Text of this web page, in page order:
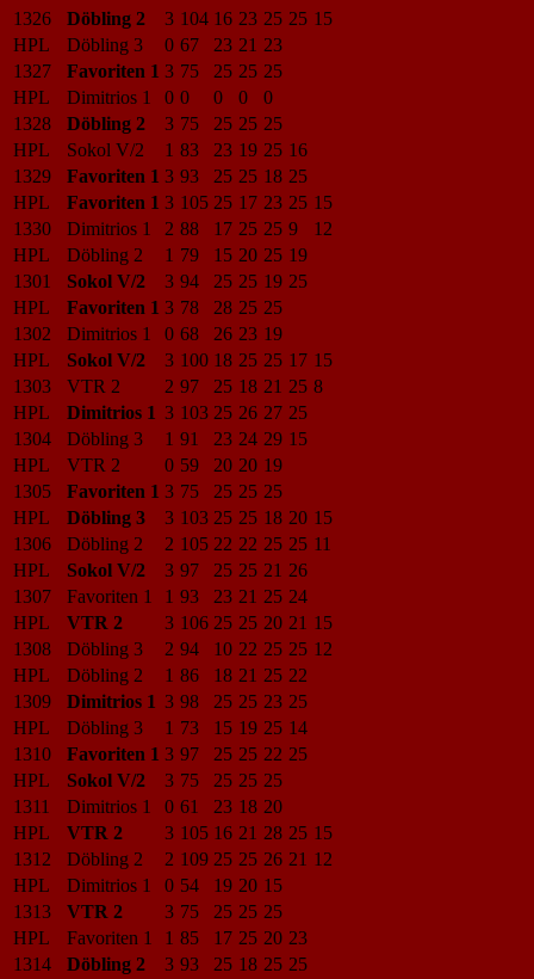
1326
Döbling 2 3 104 16 23 25 25 15
HPL
Döbling 3 0 67 23 21 23
1327
Favoriten 1 3 75 25 25 25
HPL
Dimitrios 1 0 0 0 0
0
1328
Döbling 2 3 75 25 25 25
HPL
Sokol V/2 1 83 23 19 25 16
1329
Favoriten 1 3 93 25 25 18 25
HPL
Favoriten 1 3 105 25 17 23 25 15
1330
Dimitrios 1 2 88 17 25 25 9
12
HPL
Döbling 2 1 79 15 20 25 19
1301
Sokol V/2 3 94 25 25 19 25
HPL
Favoriten 1 3 78 28 25 25
1302
Dimitrios 1 0 68 26 23 19
HPL
Sokol V/2 3 100 18 25 25 17 15
1303
VTR 2 2 97 25 18 21 25 8
HPL
Dimitrios 1 3 103 25 26 27 25
1304
Döbling 3 1 91 23 24 29 15
HPL
VTR 2 0 59 20 20 19
1305
Favoriten 1 3 75 25 25 25
HPL
Döbling 3 3 103 25 25 18 20 15
1306
Döbling 2 2 105 22 22 25 25 11
HPL
Sokol V/2 3 97 25 25 21 26
1307
Favoriten 1 1 93 23 21 25 24
HPL
VTR 2 3 106 25 25 20 21 15
1308
Döbling 3 2 94 10 22 25 25 12
HPL
Döbling 2 1 86 18 21 25 22
1309
Dimitrios 1 3 98 25 25 23 25
HPL
Döbling 3 1 73 15 19 25 14
1310
Favoriten 1 3 97 25 25 22 25
HPL
Sokol V/2 3 75 25 25 25
1311
Dimitrios 1 0 61 23 18 20
HPL
VTR 2 3 105 16 21 28 25 15
1312
Döbling 2 2 109 25 25 26 21 12
HPL
Dimitrios 1 0 54 19 20 15
1313
VTR 2 3 75 25 25 25
HPL
Favoriten 1 1 85 17 25 20 23
1314
Döbling 2 3 93 25 18 25 25